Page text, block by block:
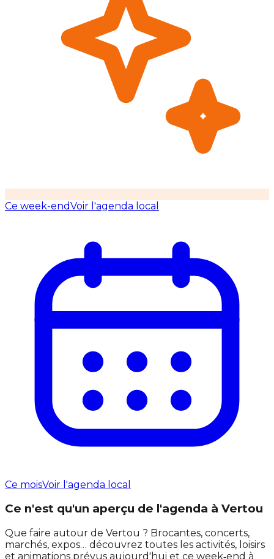
Ce week-endVoir l'agenda local
Ce moisVoir l'agenda local
Ce n'est qu'un aperçu de l'agenda à Vertou
Que faire autour de Vertou ? Brocantes, concerts,
marchés, expos… découvrez toutes les activités, loisirs
et animations prévus aujourd'hui et ce week‑end à